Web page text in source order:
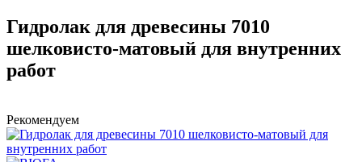
Гидролак для древесины 7010
шелковисто-матовый для внутренних
работ
Рекомендуем